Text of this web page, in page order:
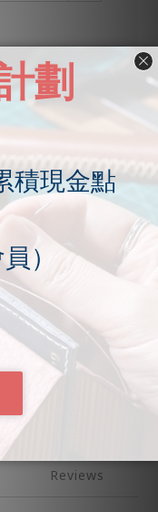
可使用圖案、簽
需加購
Reviews